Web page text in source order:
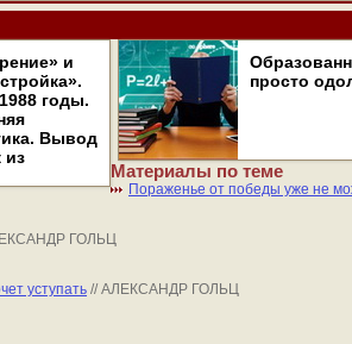
и
годы.
Вывод
из
просто
Материалы по теме
Пораженье от победы уже не
ГОЛЬЦ
уступать // АЛЕКСАНДР ГОЛЬЦ